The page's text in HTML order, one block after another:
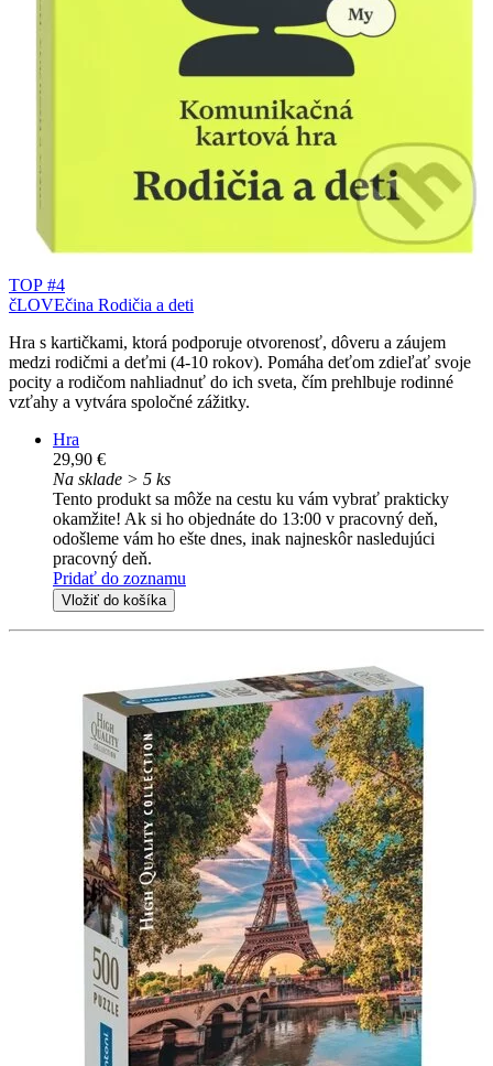
TOP #4
čLOVEčina Rodičia a deti
Hra s kartičkami, ktorá podporuje otvorenosť, dôveru a záujem
medzi rodičmi a deťmi (4-10 rokov). Pomáha deťom zdieľať svoje
pocity a rodičom nahliadnuť do ich sveta, čím prehlbuje rodinné
vzťahy a vytvára spoločné zážitky.
Hra
29,90 €
Na sklade > 5 ks
Tento produkt sa môže na cestu ku vám vybrať prakticky
okamžite! Ak si ho objednáte do 13:00 v pracovný deň,
odošleme vám ho ešte dnes, inak najneskôr nasledujúci
pracovný deň.
Pridať do zoznamu
Vložiť do košíka